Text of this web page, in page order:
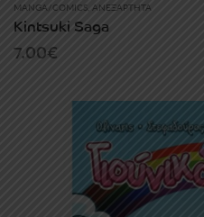
MANGA/COMICS ΑΝΕΞΆΡΤΗΤΑ
Kintsuki Saga
7.00€